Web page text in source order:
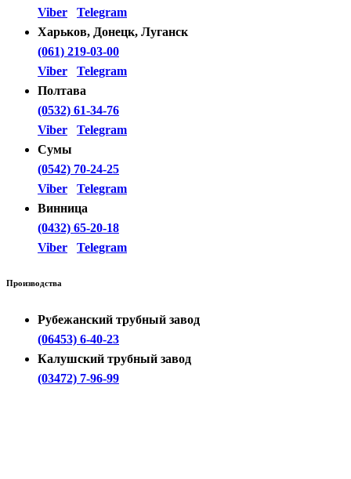
Viber
Telegram
Харьков, Донецк, Луганск
(061) 219-03-00
Viber
Telegram
Полтава
(0532) 61-34-76
Viber
Telegram
Сумы
(0542) 70-24-25
Viber
Telegram
Винница
(0432) 65-20-18
Viber
Telegram
Производства
Рубежанский трубный завод
(06453) 6-40-23
Калушский трубный завод
(03472) 7-96-99